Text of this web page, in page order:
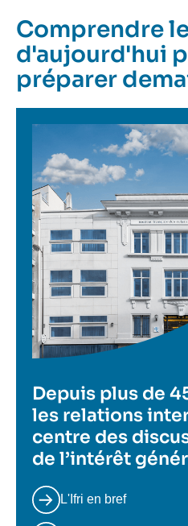
Comprendre
d'aujourd'hui
préparer
Image
Depuis plus de
les relations
centre des
de l’intérêt
L'Ifri en bref